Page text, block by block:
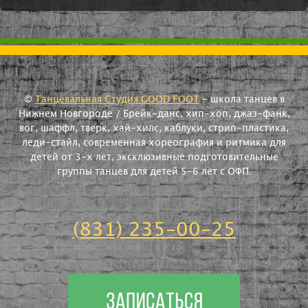
©Танцевальная Студия GOOD FOOT - школа танцев в
Нижнем Новгороде / Брейк-данс, хип-хоп, джаз-фанк,
вог, шаффл, тверк, хай-хилс, каблуки, стрип-пластика,
леди-стайл, современная хореография и ритмика для
детей от 3-х лет, эксклюзивные подготовительные
группы танцев для детей 5-6 лет с ОФП.
(831) 235-00-25